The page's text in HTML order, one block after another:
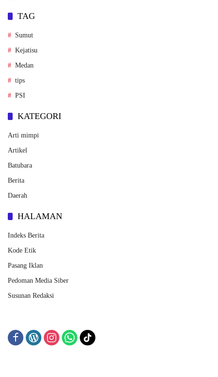
TAG
Sumut
Kejatisu
Medan
tips
PSI
KATEGORI
Arti mimpi
Artikel
Batubara
Berita
Daerah
HALAMAN
Indeks Berita
Kode Etik
Pasang Iklan
Pedoman Media Siber
Susunan Redaksi